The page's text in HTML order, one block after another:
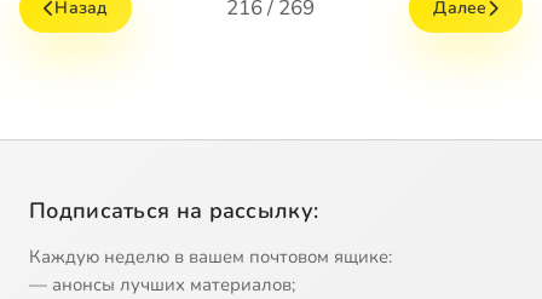
Назад 216 / 269 Далее
Подписаться на рассылку:
Каждую неделю в вашем почтовом ящике:
— анонсы лучших материалов;